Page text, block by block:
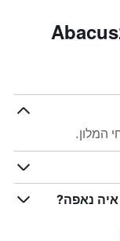
שאלות נפוצות למזמינים בAbacus